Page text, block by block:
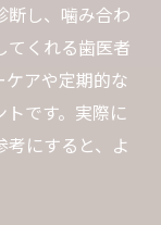
断し、噛み合わ
てくれる歯医者
アや定期的な
です。実際に
にすると、よ